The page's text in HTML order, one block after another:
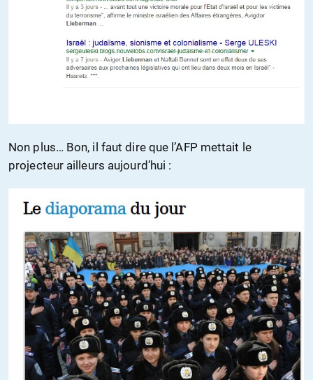
Non plus… Bon, il faut dire que l’AFP mettait le
projecteur ailleurs aujourd’hui :